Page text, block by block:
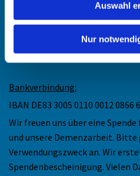
Auswahl
Nur
Ev. Kirchengemeinde
40476 Düsseldorf
Bankverbindung:
IBAN DE83 3005 0110 0012 0866
Wir freuen uns über eine
und unsere Demenzarbeit. Bitte
Verwendungszweck an. Wir
Spendenbescheinigung. Vielen